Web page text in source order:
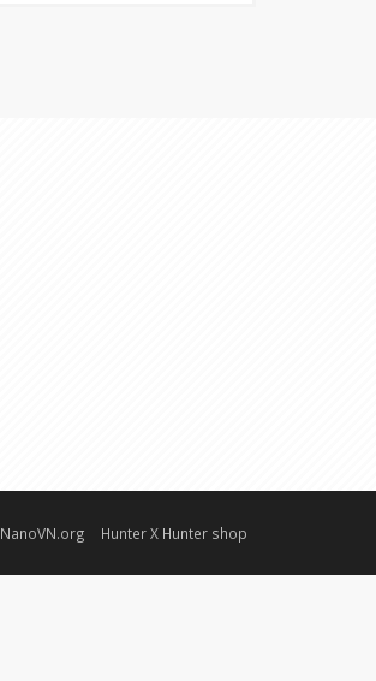
NanoVN.org Hunter X Hunter shop